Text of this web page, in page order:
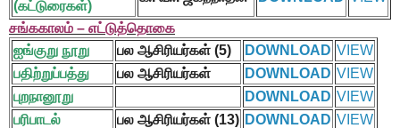
(கட்டுரைகள்)
சங்ககாலம் – எட்டுத்தொகை
ஐங்குறு நூறு
பல ஆசிரியர்கள் (5) DOWNLOAD VIEW
பதிற்றுப்பத்து
பல ஆசிரியர்கள் DOWNLOAD VIEW
புறநானூறு
DOWNLOAD VIEW
பரிபாடல்
பல ஆசிரியர்கள் (13) DOWNLOAD VIEW